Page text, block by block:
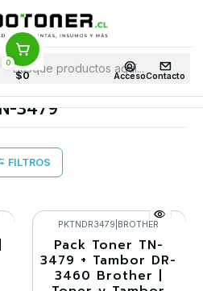
0
$0 AccesoContacto
· Despachoa Todo Chile · Retiro en
en24 Horas
Original BROTHER
3479
FILTROS
-10%
Agotado
PKTNDR3479 BROTHER
Pack Toner TN-
3479 + Tambor DR-
3460 Brother |